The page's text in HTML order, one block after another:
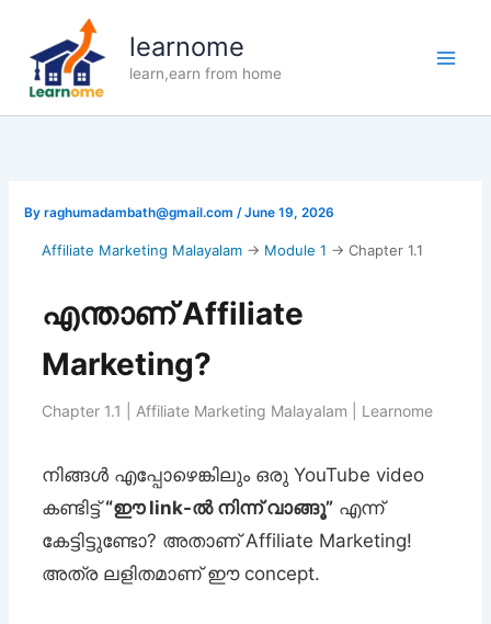
content
learnome
learn,earn from home
Byraghumadambath@gmail.com/June 19, 2026
Affiliate Marketing Malayalam → Module 1 → Chapter 1.1
എന്താണ് Affiliate
Marketing?
Chapter 1.1 | Affiliate Marketing Malayalam | Learnome
നിങ്ങൾ എപ്പോഴെങ്കിലും ഒരു YouTube video
കണ്ടിട്ട്“ഈ link-ൽ നിന്ന് വാങ്ങൂ” എന്ന്
കേട്ടിട്ടുണ്ടോ? അതാണ് Affiliate Marketing!
അത്ര ലളിതമാണ് ഈ concept.